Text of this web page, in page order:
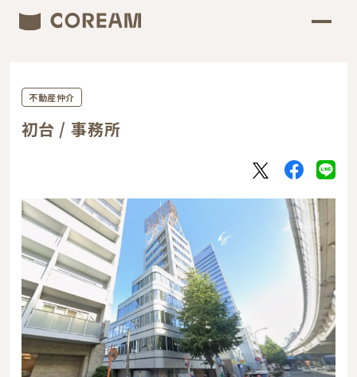
不動産仲介
初台 / 事務所